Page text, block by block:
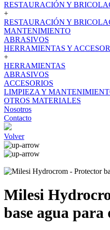
RESTAURACIÓN Y
+
RESTAURACIÓN Y
MANTENIMIENTO
ABRASIVOS
HERRAMIENTAS Y
+
HERRAMIENTAS
ABRASIVOS
ACCESORIOS
LIMPIEZA Y
OTROS MATERIALES
Nosotros
Contacto
Volver
Milesi
base agua